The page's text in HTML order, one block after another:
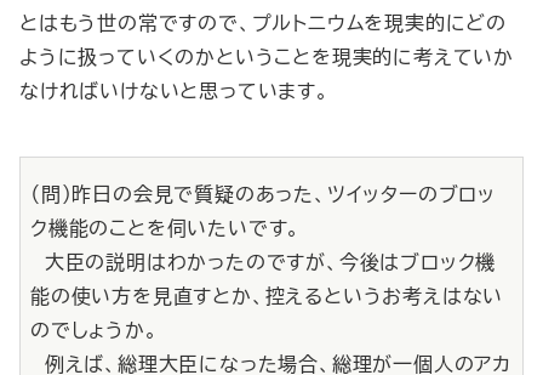
とはもう世の常ですので、プルトニウムを現実的にどの
ように扱っていくのかということを現実的に考えていか
なければいけないと思っています。
（問）昨日の会見で質疑のあった、ツイッターのブロッ
ク機能のことを伺いたいです。
大臣の説明はわかったのですが、今後はブロック機
能の使い方を見直すとか、控えるというお考えはない
のでしょうか。
例えば、総理大臣になった場合、総理が一個人のアカ